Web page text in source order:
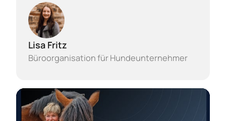
Lisa Fritz
Büroorganisation für Hundeunternehmer